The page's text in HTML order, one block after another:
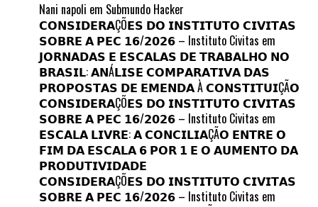
Nani napoli em Submundo Hacker
𝗖𝗢𝗡𝗦𝗜𝗗𝗘𝗥𝗔ÇÕ𝗘𝗦 𝗗𝗢 𝗜𝗡𝗦𝗧𝗜𝗧𝗨𝗧𝗢 𝗖𝗜𝗩𝗜𝗧𝗔𝗦
𝗦𝗢𝗕𝗥𝗘 𝗔 𝗣𝗘𝗖 𝟭𝟲/𝟮𝟬𝟮𝟲 – Instituto Civitas em
𝗝𝗢𝗥𝗡𝗔𝗗𝗔𝗦 𝗘 𝗘𝗦𝗖𝗔𝗟𝗔𝗦 𝗗𝗘 𝗧𝗥𝗔𝗕𝗔𝗟𝗛𝗢 𝗡𝗢
𝗕𝗥𝗔𝗦𝗜𝗟: 𝗔𝗡Á𝗟𝗜𝗦𝗘 𝗖𝗢𝗠𝗣𝗔𝗥𝗔𝗧𝗜𝗩𝗔 𝗗𝗔𝗦
𝗣𝗥𝗢𝗣𝗢𝗦𝗧𝗔𝗦 𝗗𝗘 𝗘𝗠𝗘𝗡𝗗𝗔 À 𝗖𝗢𝗡𝗦𝗧𝗜𝗧𝗨𝗜ÇÃ𝗢
𝗖𝗢𝗡𝗦𝗜𝗗𝗘𝗥𝗔ÇÕ𝗘𝗦 𝗗𝗢 𝗜𝗡𝗦𝗧𝗜𝗧𝗨𝗧𝗢 𝗖𝗜𝗩𝗜𝗧𝗔𝗦
𝗦𝗢𝗕𝗥𝗘 𝗔 𝗣𝗘𝗖 𝟭𝟲/𝟮𝟬𝟮𝟲 – Instituto Civitas em
𝗘𝗦𝗖𝗔𝗟𝗔 𝗟𝗜𝗩𝗥𝗘: 𝗔 𝗖𝗢𝗡𝗖𝗜𝗟𝗜𝗔ÇÃ𝗢 𝗘𝗡𝗧𝗥𝗘 𝗢
𝗙𝗜𝗠 𝗗𝗔 𝗘𝗦𝗖𝗔𝗟𝗔 𝟲 𝗣𝗢𝗥 𝟭 𝗘 𝗢 𝗔𝗨𝗠𝗘𝗡𝗧𝗢 𝗗𝗔
𝗣𝗥𝗢𝗗𝗨𝗧𝗜𝗩𝗜𝗗𝗔𝗗𝗘
𝗖𝗢𝗡𝗦𝗜𝗗𝗘𝗥𝗔ÇÕ𝗘𝗦 𝗗𝗢 𝗜𝗡𝗦𝗧𝗜𝗧𝗨𝗧𝗢 𝗖𝗜𝗩𝗜𝗧𝗔𝗦
𝗦𝗢𝗕𝗥𝗘 𝗔 𝗣𝗘𝗖 𝟭𝟲/𝟮𝟬𝟮𝟲 – Instituto Civitas em